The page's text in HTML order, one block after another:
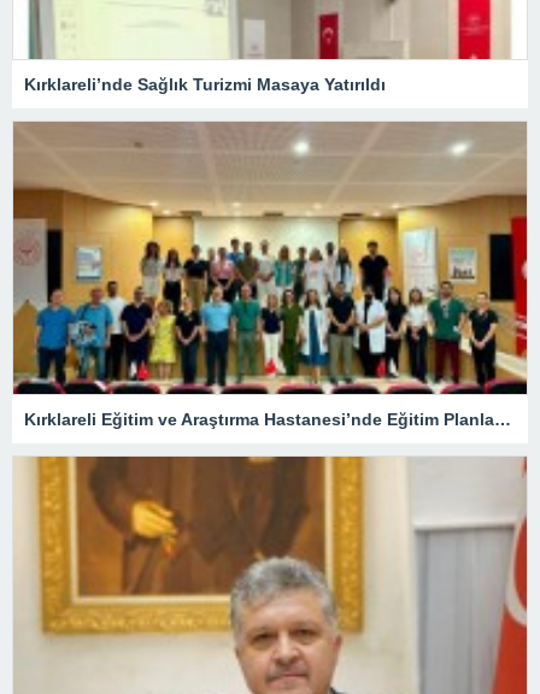
Kırklareli’nde Sağlık Turizmi Masaya Yatırıldı
Kırklareli Eğitim ve Araştırma Hastanesi’nde Eğitim Planlaması Masaya Yatırıldı